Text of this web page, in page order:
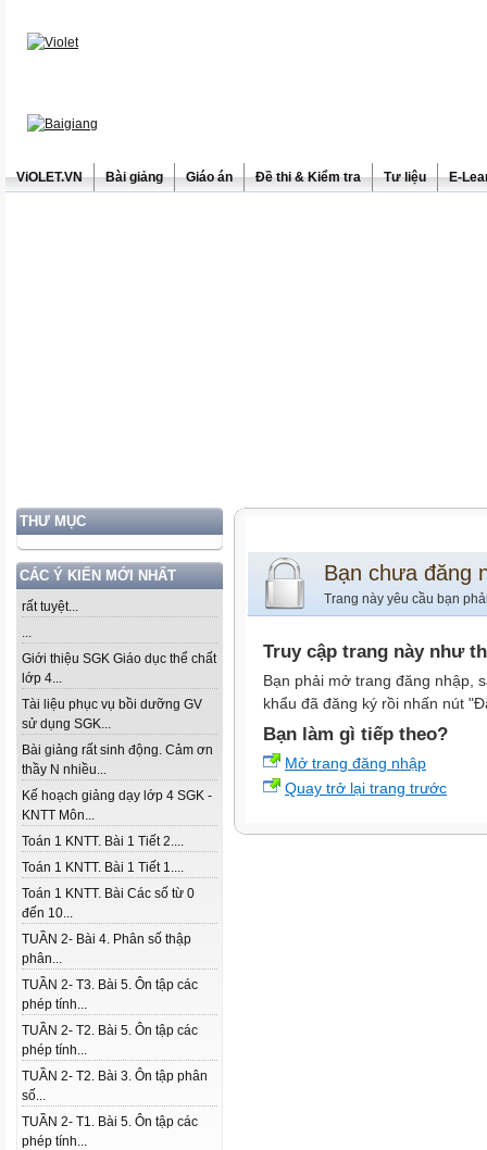
ViOLET.VN Bài giảng Giáo án Đề thi & Kiểm tra Tư liệu E-
THƯ MỤC
CÁC Ý KIẾN MỚI NHẤT
rất tuyệt...
...
Giới thiệu SGK Giáo dục thể chất
lớp 4...
Tài liệu phục vụ bồi dưỡng GV
sử dụng SGK...
Bài giảng rất sinh động. Cảm ơn
thầy N nhiều...
Kế hoạch giảng dạy lớp 4 SGK -
KNTT Môn...
Toán 1 KNTT. Bài 1 Tiết 2....
Toán 1 KNTT. Bài 1 Tiết 1....
Toán 1 KNTT. Bài Các số từ 0
đến 10...
TUẦN 2- Bài 4. Phân số thập
phân...
TUẦN 2- T3. Bài 5. Ôn tập các
phép tính...
TUẦN 2- T2. Bài 5. Ôn tập các
phép tính...
TUẦN 2- T2. Bài 3. Ôn tập phân
số...
TUẦN 2- T1. Bài 5. Ôn tập các
phép tính...
Bạn chưa đăng
Trang này yêu cầu bạn
Truy cập trang này như
Bạn phải mở trang đăng nhập,
khẩu đã đăng ký rồi nhấn nút
Bạn làm gì tiếp theo?
Mở trang đăng nhập
Quay trở lại trang trước